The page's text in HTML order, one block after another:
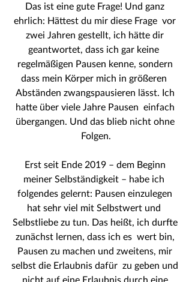
Das ist eine gute Frage! Und ganz
ehrlich: Hättest du mir diese Frage  vor
zwei Jahren gestellt, ich hätte dir
geantwortet, dass ich gar keine
regelmäßigen Pausen kenne, sondern
dass mein Körper mich in größeren
Abständen zwangspausieren lässt. Ich
hatte über viele Jahre Pausen  einfach
übergangen. Und das blieb nicht ohne
Folgen.
Erst seit Ende 2019 – dem Beginn
meiner Selbständigkeit – habe ich
folgendes gelernt: Pausen einzulegen
hat sehr viel mit Selbstwert und
Selbstliebe zu tun. Das heißt, ich durfte
zunächst lernen, dass ich es  wert bin,
Pausen zu machen und zweitens, mir
selbst die Erlaubnis dafür  zu geben und
nicht auf eine Erlaubnis durch eine